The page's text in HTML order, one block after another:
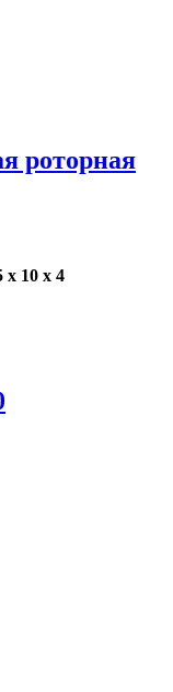
роторная
x 10 x 4